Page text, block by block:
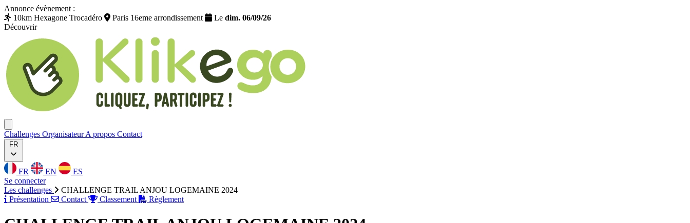
Annonce évènement :
10km Hexagone Trocadéro
Paris 16eme arrondissement Le dim. 06/09/26
Découvrir
Challenges OrganisateurA propos Contact
FR
FR EN
ES
Se connecter
Les challenges
CHALLENGE TRAIL ANJOU LOGEMAINE 2024
Présentation
Contact Classement Règlement